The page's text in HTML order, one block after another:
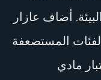
أضاف عازار
المستضعفة
مادي